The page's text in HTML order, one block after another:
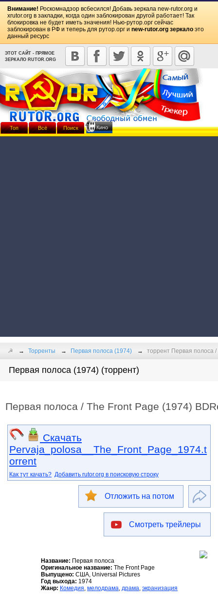
Внимание! Роскомнадзор всбесился! Добавь зеркала new-rutor.org и
xrutor.org в закладки, когда один заблокирован другой работает! Так
блокировка не будет иметь значения! Нью-рутор.орг сейчас
заблокирован в РФ и теперь для рутор.орг и new-rutor.org зеркало это
данный ресурс
ЭТОТ САЙТ - ПРЯМОЕ
ЗЕРКАЛО RUTOR.ORG
☭ Торренты Первая полоса (1974) торрент Первая полоса
Первая полоса (1974) (торрент)
Первая полоса / The Front Page (1974)
Скачать
Pervaja_polosa__The_Front_Page_1974.t
orrent
Как тут качать? Добавить rutor.org в поисковую строку
Отложить на потом
Смотреть трейлеры
Название: Первая полоса
Оригинальное название: The Front Page
Выпущено: США, Universal Pictures
Год выхода: 1974
Жанр: Комедия, мелодрама, драма, экранизация